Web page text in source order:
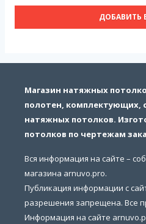
ДОБАВИТЬ
Магазин натяжных
полотен, комплектующих,
натяжных потолков.
потолков по чертежам
Вся информация на сайте –
магазина arnuvo.pro.
Публикация информации с
разрешения запрещена. Все
Информация на сайте